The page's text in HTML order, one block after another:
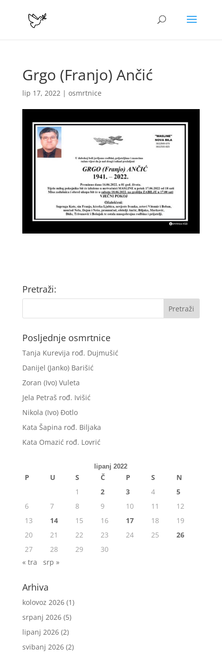
Grgo (Franjo) Ančić
lip 17, 2022| osmrtnice
Pretraži:
Posljednje osmrtnice
Tanja Kurevija rođ. Dujmušić
Danijel (Janko) Barišić
Zoran (Ivo) Vuleta
Jela Petraš rođ. Ivišić
Nikola (Ivo) Đotlo
Kata Šapina rođ. Biljaka
Kata Omazić rođ. Lovrić
lipanj 2022
P U S Č P S
N
1
2 3 4
5
6
7 8 9 10 11
12
13
14 15 16 17 18
19
20
21 22 23 24 25
26
27
28 29
30
« tra
srp »
Arhiva
kolovoz 2026(1)
srpanj 2026(5)
lipanj 2026(2)
svibanj 2026(2)